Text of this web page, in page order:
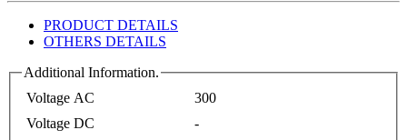
PRODUCT DETAILS
OTHERS DETAILS
Additional Information.
Voltage AC
300
Voltage DC
-